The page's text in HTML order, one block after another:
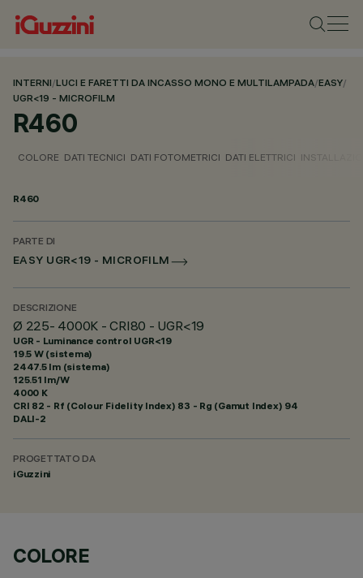
INTERNI/LUCI E FARETTI DA INCASSO MONO E MULTILAMPADA/EASY/
UGR<19 - MICROFILM
R460
COLORE DATI TECNICI DATI FOTOMETRICI DATI ELETTRICI
R460
PARTE DI
EASY UGR<19 - MICROFILM
DESCRIZIONE
Ø 225- 4000K - CRI80 - UGR<19
UGR - Luminance control UGR<19
19.5 W (sistema)
2447.5 lm (sistema)
125.51 lm/W
4000 K
CRI 82 - Rf (Colour Fidelity Index) 83 - Rg (Gamut Index) 94
DALI-2
PROGETTATO DA
iGuzzini
COLORE